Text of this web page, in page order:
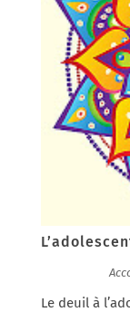
Le deuil à